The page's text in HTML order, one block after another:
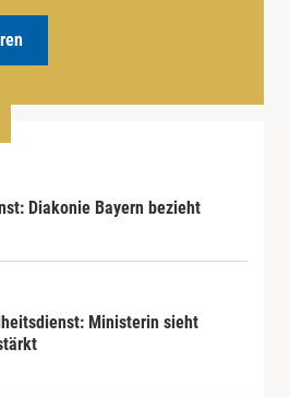
Diakonie Bayern bezieht
Ministerin sieht